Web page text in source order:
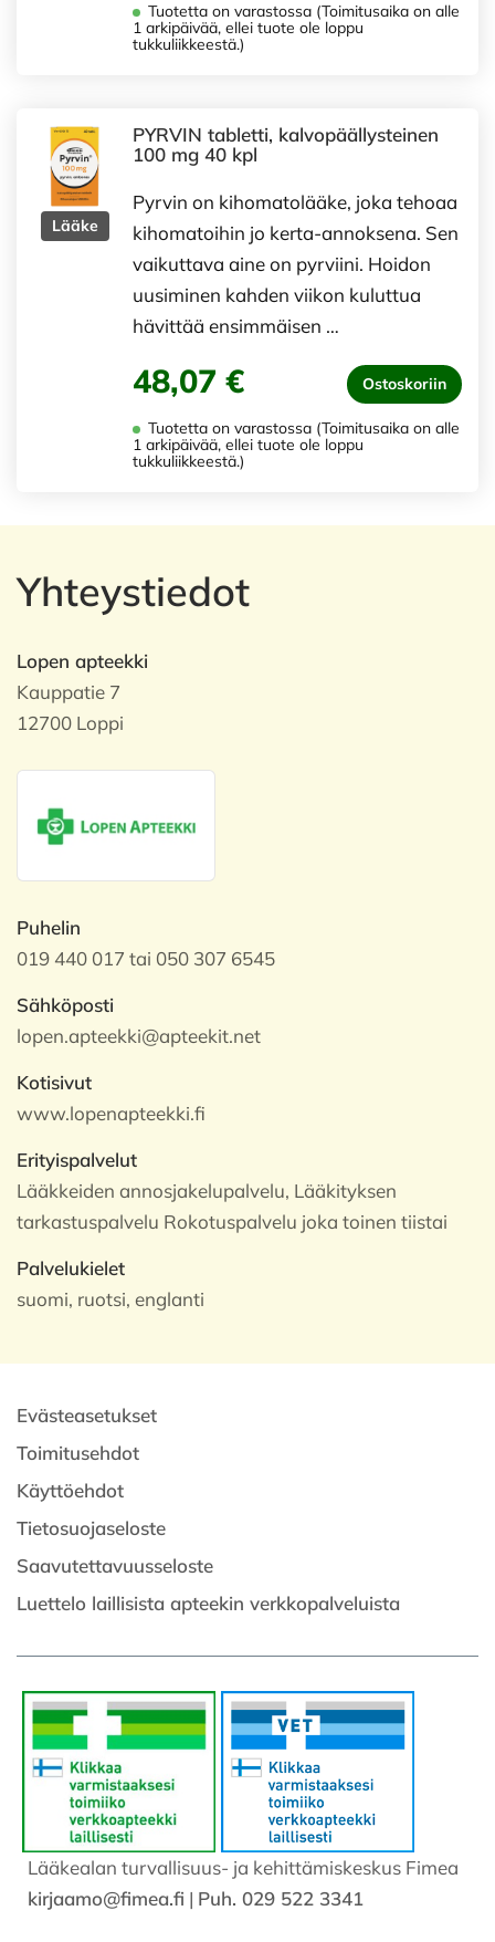
Tuotetta on varastossa (Toimitusaika on alle
1 arkipäivää, ellei tuote ole loppu
tukkuliikkeestä.)
Lääke
PYRVIN tabletti, kalvopäällysteinen
100 mg 40 kpl
Pyrvin on kihomatolääke, joka tehoaa
kihomatoihin jo kerta-annoksena. Sen
vaikuttava aine on pyrviini. Hoidon
uusiminen kahden viikon kuluttua
hävittää ensimmäisen …
48,07 € Ostoskoriin
Tuotetta on varastossa (Toimitusaika on alle
1 arkipäivää, ellei tuote ole loppu
tukkuliikkeestä.)
Yhteystiedot
Lopen apteekki
Kauppatie 7
12700 Loppi
Puhelin
019 440 017 tai 050 307 6545
Sähköposti
lopen.apteekki@apteekit.net
Kotisivut
www.lopenapteekki.fi
Erityispalvelut
Lääkkeiden annosjakelupalvelu, Lääkityksen
tarkastuspalvelu Rokotuspalvelu joka toinen tiistai
Palvelukielet
suomi, ruotsi, englanti
Evästeasetukset
Toimitusehdot
Käyttöehdot
Tietosuojaseloste
Saavutettavuusseloste
Luettelo laillisista apteekin verkkopalveluista
Lääkealan turvallisuus- ja kehittämiskeskus Fimea
kirjaamo@fimea.fi | Puh. 029 522 3341